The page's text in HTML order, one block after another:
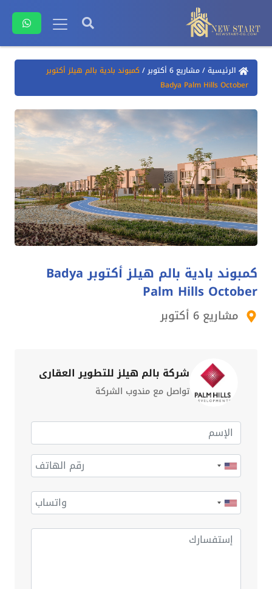
الرئيسية/مشاريع 6 أكتوبر /كمبوند بادية بالم هيلز أكتوبر
Badya Palm Hills October
كمبوند بادية بالم هيلز أكتوبر Badya
Palm Hills October
مشاريع 6 أكتوبر
شركة بالم هيلز للتطوير العقاري
تواصل مع مندوب الشركة